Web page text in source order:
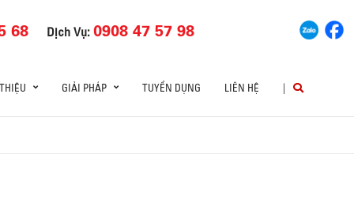
68 Dịch Vụ:0908 47 57 98
GIẢI PHÁP TUYỂN DỤNG LIÊN HỆ |